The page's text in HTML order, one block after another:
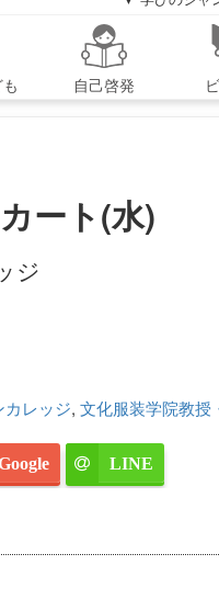
自己啓発
ート(水)
ジ
レッジ, 文化服装学院教授
LINE